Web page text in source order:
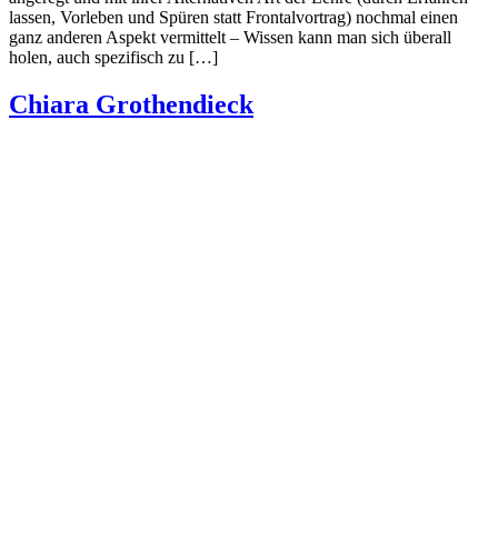
lassen, Vorleben und Spüren statt Frontalvortrag) nochmal einen
ganz anderen Aspekt vermittelt – Wissen kann man sich überall
holen, auch spezifisch zu […]
Chiara Grothendieck